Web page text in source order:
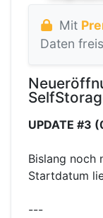
Mit
Daten
UPDATE #3
Bislang noch
Startdatum
---